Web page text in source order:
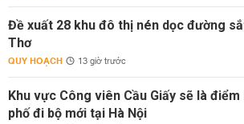
Đề xuất 28 khu đô thị nén dọc đường
Thơ
QUY HOẠCH 13 giờ trước
Khu vực Công viên Cầu Giấy sẽ là
phố đi bộ mới tại Hà Nội